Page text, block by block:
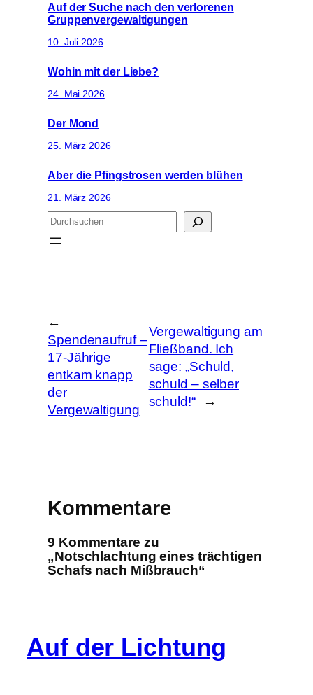
Auf der Suche nach den verlorenen
Gruppenvergewaltigungen
10. Juli 2026
Wohin mit der Liebe?
24. Mai 2026
Der Mond
25. März 2026
Aber die Pfingstrosen werden blühen
21. März 2026
S
u
←
Spendenaufruf –
17-Jährige
entkam knapp
der
Vergewaltigung
Vergewaltigung am
Fließband. Ich
sage: „Schuld,
schuld – selber
schuld!“
→
Kommentare
9 Kommentare zu
„Notschlachtung eines trächtigen
Schafs nach Mißbrauch“
Auf der Lichtung